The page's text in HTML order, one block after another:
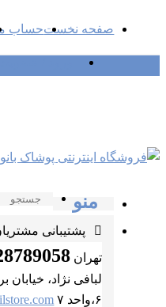
صفحه نخستحساب
منو
پشتیبانی
تهران
لبافی نژاد، خیابان
۶،واحد ۷